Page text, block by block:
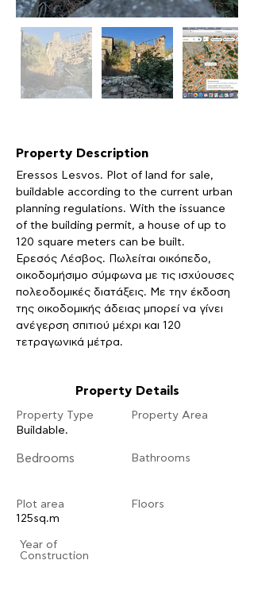
Property Description
Eressos Lesvos. Plot of land for sale,
buildable according to the current urban
planning regulations. With the issuance
of the building permit, a house of up to
120 square meters can be built.
Ερεσός Λέσβος. Πωλείται οικόπεδο,
οικοδομήσιμο σύμφωνα με τις ισχύουσες
πολεοδομικές διατάξεις. Με την έκδοση
της οικοδομικής άδειας μπορεί να γίνει
ανέγερση σπιτιού μέχρι και 120
τετραγωνικά μέτρα.
Property Details
Property Type
Buildable.
Bedrooms
Plot area
125sq.m
Property Area
Bathrooms
Floors
​Year of
Construction